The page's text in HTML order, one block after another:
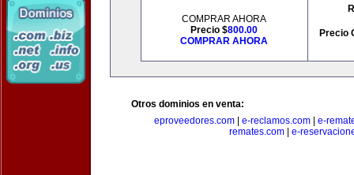
COMPRAR AHORA
Precio $800.00
COMPRAR AHORA
Precio
Otros dominios en venta:
eproveedores.com
e-reclamos.com
e-
remates.com| e-